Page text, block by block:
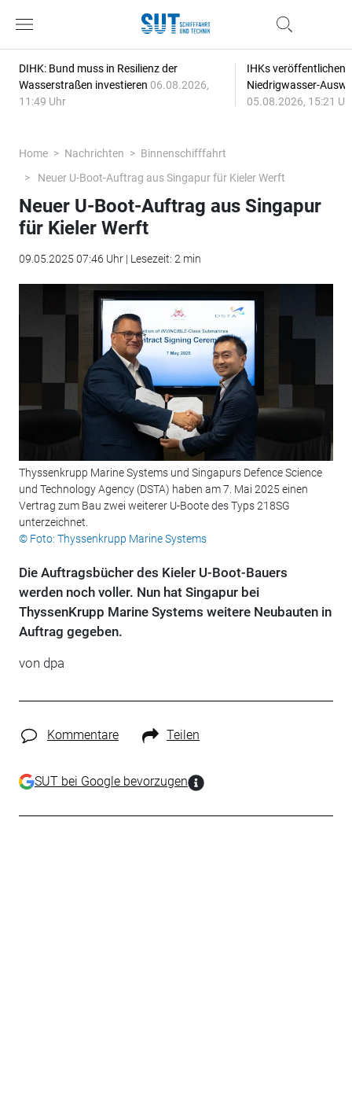
DIHK: Bund muss in Resilienz der
Wasserstraßen investieren 06.08.2026,
11:49 Uhr
IHKs veröffentlichen
Niedrigwasser-
05.08.2026, 15:21
Home Nachrichten
Binnenschifffahrt
Neuer U-Boot-Auftrag aus Singapur für Kieler Werft
Neuer U-Boot-Auftrag aus Singapur
für Kieler Werft
09.05.2025 07:46 Uhr | Lesezeit: 2 min
Thyssenkrupp Marine Systems und Singapurs Defence Science
und Technology Agency (DSTA) haben am 7. Mai 2025 einen
Vertrag zum Bau zwei weiterer U-Boote des Typs 218SG
unterzeichnet.
© Foto: Thyssenkrupp Marine Systems
Die Auftragsbücher des Kieler U-Boot-Bauers
werden noch voller. Nun hat Singapur bei
ThyssenKrupp Marine Systems weitere Neubauten in
Auftrag gegeben.
von dpa
Kommentare Teilen
SUT bei Google bevorzugen